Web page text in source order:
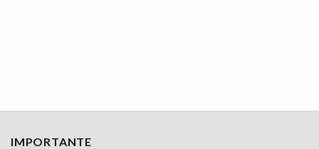
IMPORTANTE